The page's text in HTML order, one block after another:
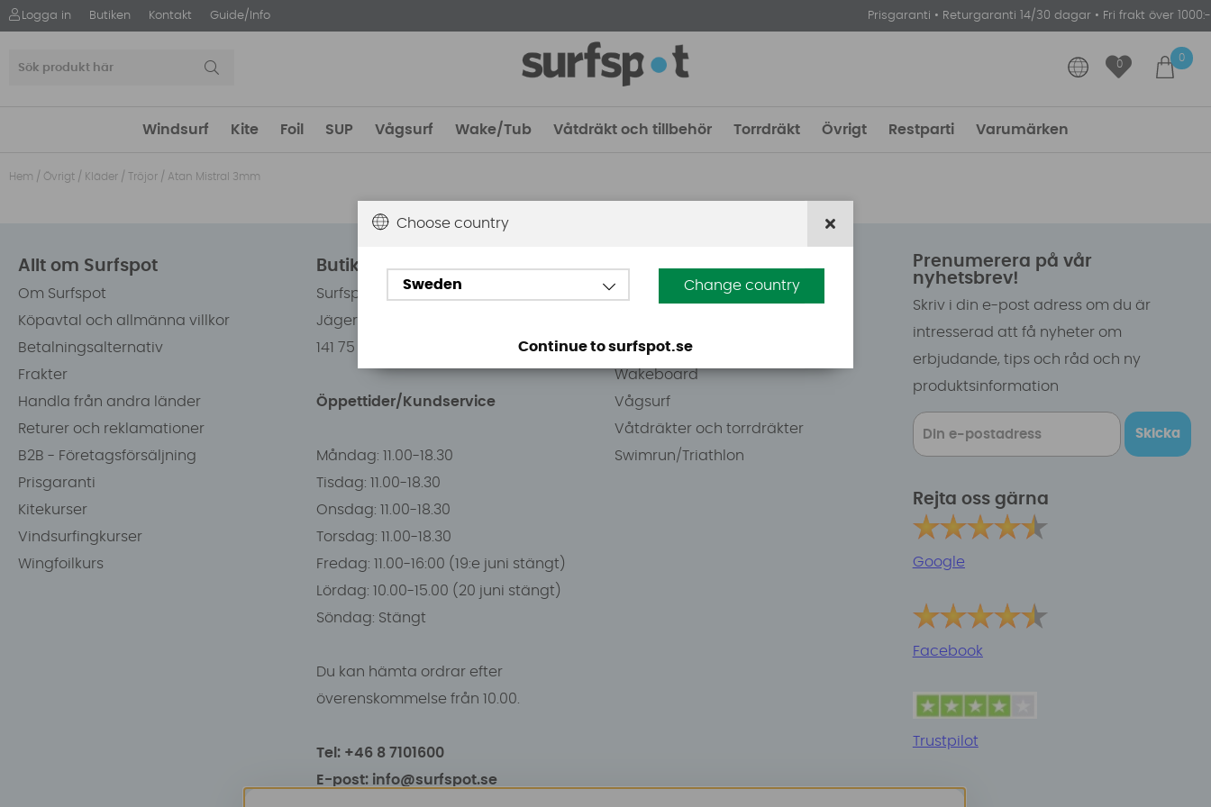
Logga in Butiken Kontakt Guide/Info Prisgaranti • Returgaranti 14/30 dagar • Fri frakt över 1000:-
0
0
Windsurf Kite Foil SUP Vågsurf Wake/Tub Våtdräkt och tillbehör Torrdräkt Övrigt Restparti Varumärken
Hem / Övrigt / Kläder / Tröjor / Atan Mistral 3mm
Allt om Surfspot
Om Surfspot
Köpavtal och allmänna villkor
Betalningsalternativ
Frakter
Handla från andra länder
Returer och reklamationer
B2B - Företagsförsäljning
Prisgaranti
Kitekurser
Vindsurfingkurser
Wingfoilkurs
Butiken i Stockholm
Surfspot Sweden AB
Jägerhorns väg 8
141 75 Kungens Kurva
Öppettider/Kundservice
Måndag: 11.00-18.30
Tisdag: 11.00-18.30
Onsdag: 11.00-18.30
Torsdag: 11.00-18.30
Fredag: 11.00-16:00 (19:e juni stängt)
Lördag: 10.00-15.00 (20 juni stängt)
Söndag: Stängt
Du kan hämta ordrar efter
överenskommelse från 10.00.
Tel: +46 8 7101600
E-post: info@surfspot.se
Guider
Vindsurfing
SUP
Wakeboard
Vågsurf
Våtdräkter och torrdräkter
Swimrun/Triathlon
Prenumerera på vår
nyhetsbrev!
Skriv i din e-post adress om du är
intresserad att få nyheter om
erbjudande, tips och råd och ny
produktsinformation
Skicka
Rejta oss gärna
Google
Facebook
Trustpilot
Choose country
Sweden Change country
Continue to surfspot.se